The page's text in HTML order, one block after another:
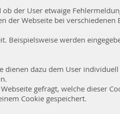
der User etwaige
der Webseite bei verschiedenen
Beispielsweise werden
dienen dazu dem User
gefragt, welche dieser
Cookie gespeichert.